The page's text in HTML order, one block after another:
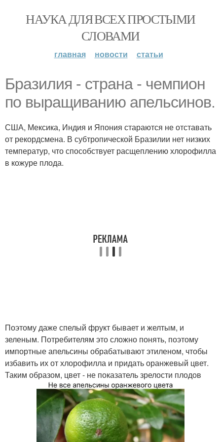
НАУКА ДЛЯ ВСЕХ ПРОСТЫМИ
СЛОВАМИ
главная новости статьи
Бразилия - страна - чемпион
по выращиванию апельсинов.
США, Мексика, Индия и Япония стараются не отставать
от рекордсмена. В субтропической Бразилии нет низких
температур, что способствует расщеплению хлорофилла
в кожуре плода.
Поэтому даже спелый фрукт бывает и желтым, и
зеленым. Потребителям это сложно понять, поэтому
импортные апельсины обрабатывают этиленом, чтобы
избавить их от хлорофилла и придать оранжевый цвет.
Таким образом, цвет - не показатель зрелости плодов